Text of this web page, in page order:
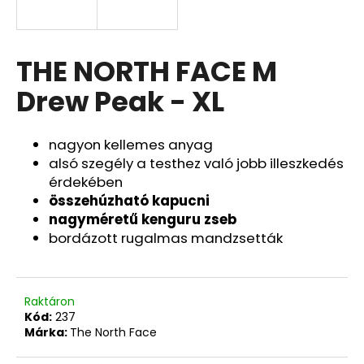
THE NORTH FACE M
Drew Peak - XL
nagyon kellemes anyag
alsó szegély a testhez való jobb illeszkedés
érdekében
összehúzható kapucni
nagyméretű kenguru zseb
bordázott rugalmas mandzsetták
Raktáron
Kód: 237
Márka: The North Face